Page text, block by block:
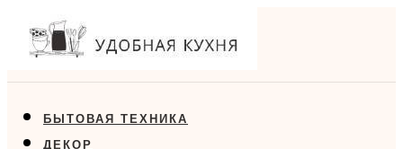
БЫТОВАЯ ТЕХНИКА
ДЕКОР